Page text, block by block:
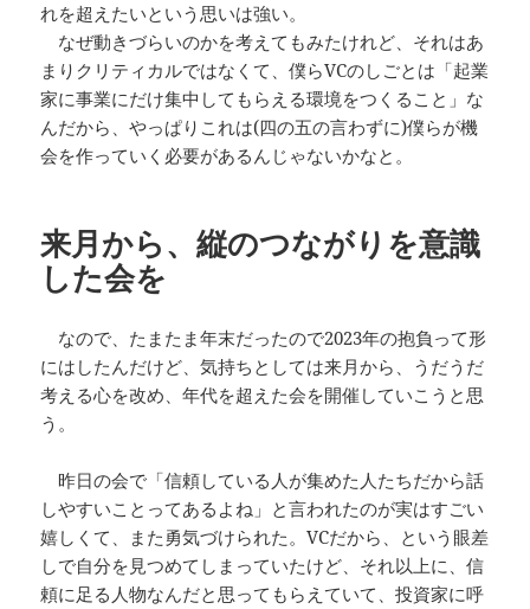
れを超えたいという思いは強い。
なぜ動きづらいのかを考えてもみたけれど、それはあ
まりクリティカルではなくて、僕らVCのしごとは「起業
家に事業にだけ集中してもらえる環境をつくること」な
んだから、やっぱりこれは(四の五の言わずに)僕らが機
会を作っていく必要があるんじゃないかなと。
来月から、縦のつながりを意識
した会を
なので、たまたま年末だったので2023年の抱負って形
にはしたんだけど、気持ちとしては来月から、うだうだ
考える心を改め、年代を超えた会を開催していこうと思
う。
昨日の会で「信頼している人が集めた人たちだから話
しやすいことってあるよね」と言われたのが実はすごい
嬉しくて、また勇気づけられた。VCだから、という眼差
しで自分を見つめてしまっていたけど、それ以上に、信
頼に足る人物なんだと思ってもらえていて、投資家に呼